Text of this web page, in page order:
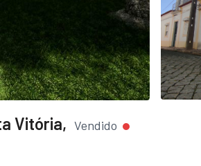
Vitória, Vendido